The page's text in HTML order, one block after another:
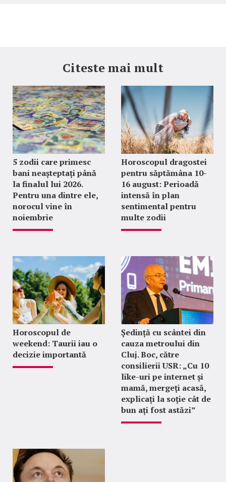
Citeste mai mult
5 zodii care primesc
bani neașteptați până
la finalul lui 2026.
Pentru una dintre ele,
norocul vine în
noiembrie
Horoscopul dragostei
pentru săptămâna 10-
16 august: Perioadă
intensă în plan
sentimental pentru
multe zodii
Horoscopul de
weekend: Taurii iau o
decizie importantă
Ședință cu scântei din
cauza metroului din
Cluj. Boc, către
consilierii USR: „Cu 10
like-uri pe internet și
mamă, mergeți acasă,
explicați la soție cât de
bun ați fost astăzi”